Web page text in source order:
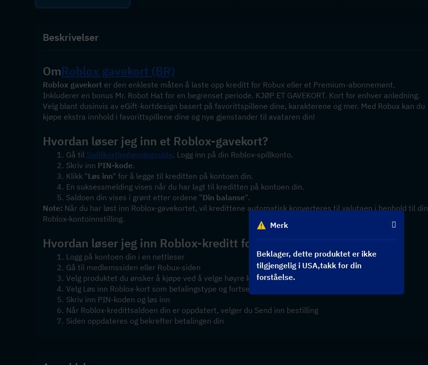
Merk
Beklager, dette produktet er ikke
tilgjengelig i USA,takk for din
forståelse.
Beskrivelser
OmRoblox gavekort (BR)
Roblox gavekort er den enkleste måten å laste opp kreditt for Robux eller et Premium-abonnement.
Inkluderer en bonus Mr. Robot Hat for en begrenset periode. KJØP ET GAVEKORT. Kort for enhver anledning.
Velg blant dusinvis av eGift-kortdesign basert på favorittspillene dine, karakterene og mer. Med Robux kan du
kjøpe ekstra innhold i favorittspillene dine og nye gjenstander til avataren din!
Hvordan løser jeg inn et Roblox-gavekort?
Gå til Spillkortinnløsningsside. Logg inn på din Roblox-spillkonto.
Skriv inn PIN-kode.
Klikk "Løs inn" for å legge til kreditten på kontoen din.
En suksessmelding vises når du har lagt til kreditten på kontoen din.
Saldoen din vises i grønt etter ordene "Din balanse".
Note: Når du har løst inn Roblox-gavekortet, vil kredittene automatisk konverteres til valutaen i henhold til din
Roblox-kontoinnstilling.
Hvordan løser jeg inn Roblox-kreditt for å betale for et kjøp?
Logg på kontoen din i en nettleser
Gå til medlemssiden eller Robux-siden
Velg produktet du ønsker å kjøpe ved å velge høyre knapp
Velg Løs inn Roblox-kort som betalingstype og fortsett
Skriv inn PIN-koden og løs inn
Når Roblox-kredittsaldoen din er oppdatert, velger du Send inn bestilling
Siden oppdateres og bekrefter betalingen din